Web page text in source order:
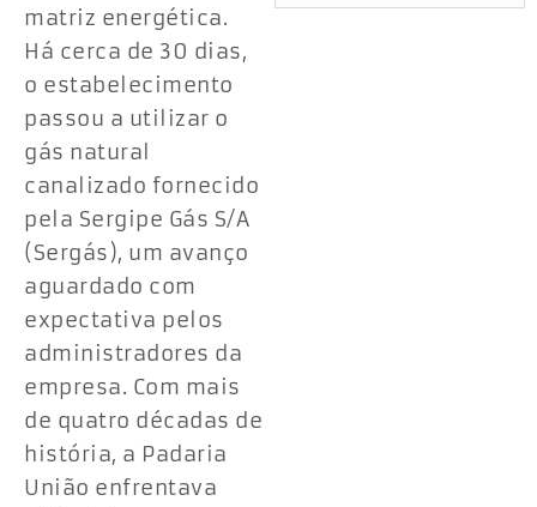
matriz energética.
Há cerca de 30 dias,
o estabelecimento
passou a utilizar o
gás natural
canalizado fornecido
pela Sergipe Gás S/A
(Sergás), um avanço
aguardado com
expectativa pelos
administradores da
empresa. Com mais
de quatro décadas de
história, a Padaria
União enfrentava